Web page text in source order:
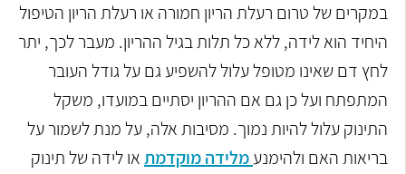
במקרים של טרום רעלת הריון חמורה או רעלת הריון הטיפול
היחיד הוא לידה, ללא כל תלות בגיל ההריון. מעבר לכך, יתר
לחץ דם שאינו מטופל עלול להשפיע גם על גודל העובר
המתפתח ועל כן גם אם ההריון יסתיים במועדו, משקל
התינוק עלול להיות נמוך. מסיבות אלה, על מנת לשמור על
בריאות האם ולהימנעמלידה מוקדמתאו לידה של תינוק